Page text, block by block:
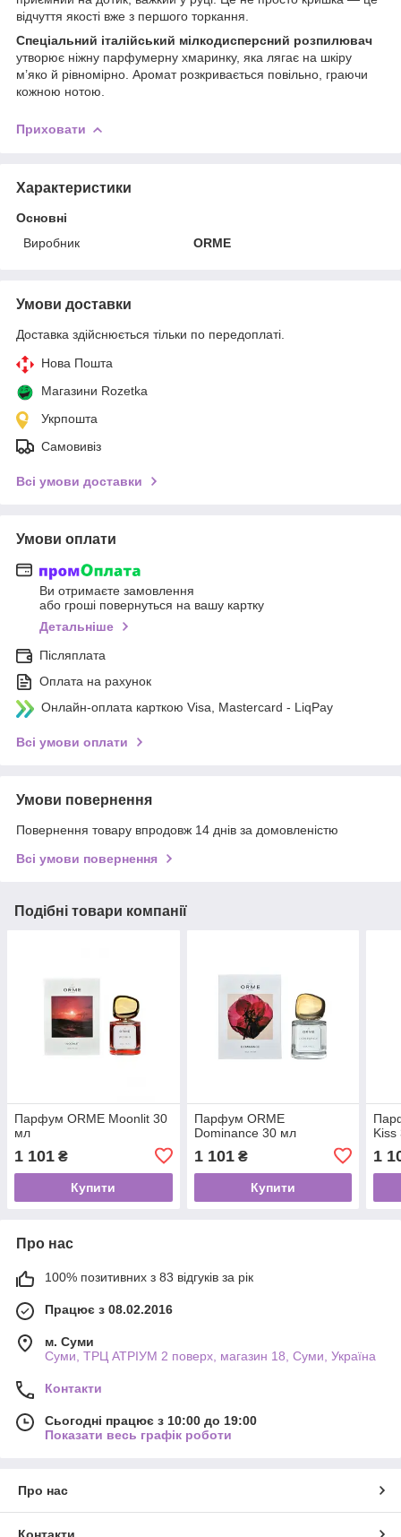
відчуття якості вже з першого торкання.
Спеціальний італійський мілкодисперсний розпилювач
утворює ніжну парфумерну хмаринку, яка лягає на шкіру
м’яко й рівномірно. Аромат розкривається повільно, граючи
кожною нотою.
Приховати
Характеристики
Основні
Виробник
ORME
Умови доставки
Доставка здійснюється тільки по передоплаті.
Нова Пошта
Магазини Rozetka
Укрпошта
Самовивіз
Всі умови доставки
Умови оплати
Ви отримаєте замовлення
або гроші повернуться на вашу картку
Детальніше
Післяплата
Оплата на рахунок
Онлайн-оплата карткою Visa, Mastercard - LiqPay
Всі умови оплати
Умови повернення
Повернення товару впродовж 14 днів за домовленістю
Всі умови повернення
Подібні товари компанії
Парфум ORME Moonlit 30
мл
1 101 ₴
Купити
Парфум ORME
Dominance 30 мл
1 101₴
Купити
1
Про нас
100% позитивних з 83 відгуків за рік
Працює з 08.02.2016
м. Суми
Суми, ТРЦ АТРІУМ 2 поверх, магазин 18, Суми, Україна
Контакти
Сьогодні працює з 10:00 до 19:00
Показати весь графік роботи
Про нас
Контакти